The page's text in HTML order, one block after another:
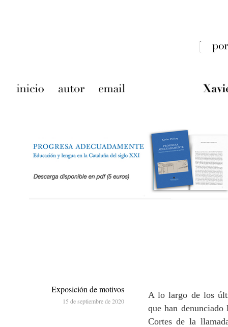
A lo largo de los
que han
Cortes de la
Exposición de motivos
15 de septiembre de 2020